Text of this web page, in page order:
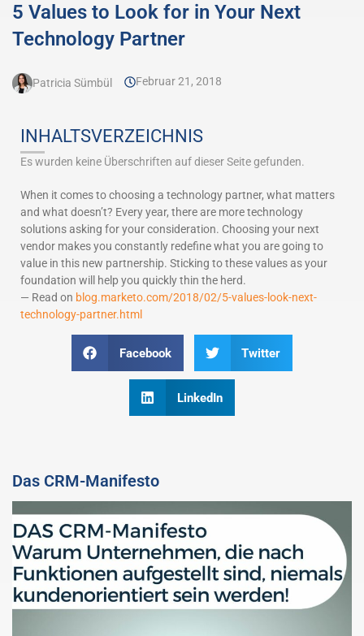
5 Values to Look for in Your Next
Technology Partner
Patricia Sümbül Februar 21, 2018
INHALTSVERZEICHNIS
Es wurden keine Überschriften auf dieser Seite gefunden.
When it comes to choosing a technology partner, what matters
and what doesn’t? Every year, there are more technology
solutions asking for your consideration. Choosing your next
vendor makes you constantly redefine what you are going to
value in this new partnership. Sticking to these values as your
foundation will help you quickly thin the herd.
— Read on blog.marketo.com/2018/02/5-values-look-next-
technology-partner.html
Facebook Twitter
LinkedIn
Das CRM-Manifesto